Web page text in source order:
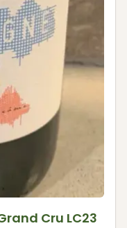
Cru LC23